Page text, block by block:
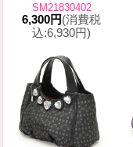
SM21830402
6,300円(消費税
込:6,930円)